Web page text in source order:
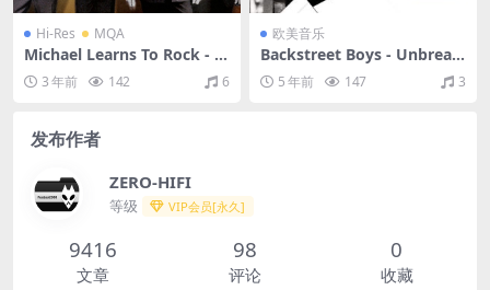
Hi-Res MQA
Michael Learns To Rock - N
othing to Lose (2014 Rema
ster)（1997/FLAC/分轨/951
3 年前 142 6
欧美音乐
Backstreet Boys - Unbreak
able（2007/FLAC/分轨/419
M）5 年前 147 3
发布作者
ZERO-HIFI
等级 VIP会员[永久]
9416
文章
98
评论
0
收藏